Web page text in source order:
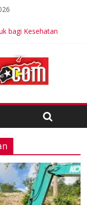
bagi Kesehatan
Internasional